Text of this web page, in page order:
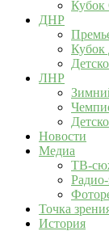
Кубок
ДНР
ЛНР
Новости
Медиа
ТВ-
Точка
История